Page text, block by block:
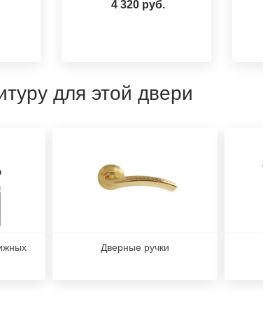
4 320 руб.
для этой двери
Дверные ручки